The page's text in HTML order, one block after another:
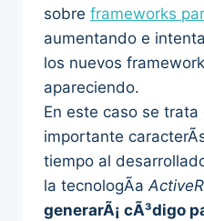
sobre frameworks
aumentando e
los nuevos
apareciendo.
En este caso se trata
importante
tiempo al
la tecnologÃ­a
generarÃ¡ cÃ³digo